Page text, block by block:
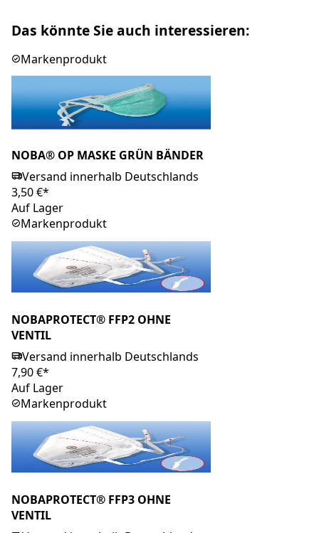
Das könnte Sie auch interessieren:
Markenprodukt
NOBA® OP MASKE GRÜN BÄNDER
Versand innerhalb Deutschlands
3,50 €*
Auf Lager
Markenprodukt
NOBAPROTECT® FFP2 OHNE
VENTIL
Versand innerhalb Deutschlands
7,90 €*
Auf Lager
Markenprodukt
NOBAPROTECT® FFP3 OHNE
VENTIL